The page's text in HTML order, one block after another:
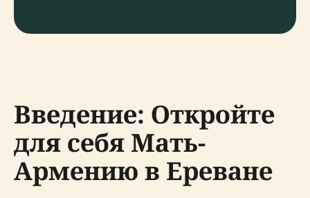
Введение: Откройте
для себя Мать-
Армению в Ереване